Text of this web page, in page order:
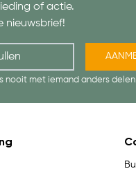
of actie.
nieuwsbrief!
nooit met iemand anders delen.